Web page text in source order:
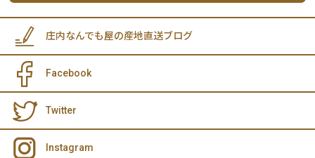
庄内なんでも屋の産地直送ブログ
Facebook
Twitter
Instagram